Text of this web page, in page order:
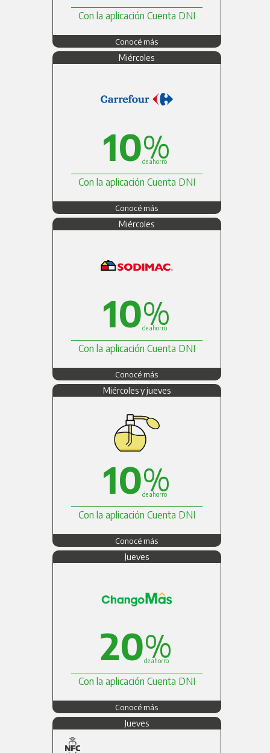
Con la aplicación Cuenta DNI
Conocé más
Miércoles
10%
de ahorro
Con la aplicación Cuenta DNI
Conocé más
Miércoles
10%
de ahorro
Con la aplicación Cuenta DNI
Conocé más
Miércoles y jueves
10%
de ahorro
Con la aplicación Cuenta DNI
Conocé más
Jueves
20%
de ahorro
Con la aplicación Cuenta DNI
Conocé más
Jueves